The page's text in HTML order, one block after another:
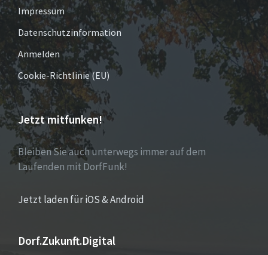
Impressum
Datenschutzinformation
Anmelden
Cookie-Richtlinie (EU)
Jetzt mitfunken!
Bleiben Sie auch unterwegs immer auf dem
Laufenden mit DorfFunk!
Jetzt laden für iOS & Android
Dorf.Zukunft.Digital